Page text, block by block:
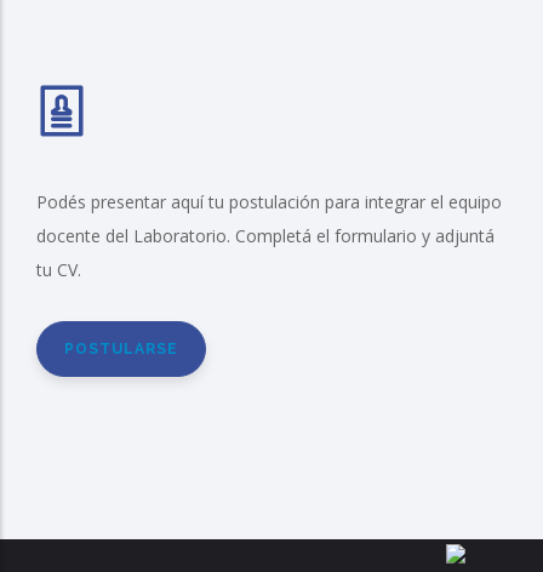
Podés presentar aquí tu postulación para integrar el equipo
docente del Laboratorio. Completá el formulario y adjuntá
tu CV.
POSTULARSE